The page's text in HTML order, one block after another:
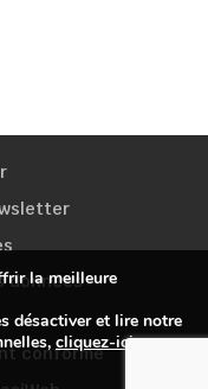
données
conforme
la meilleure
désactiver et lire notre
cliquez-ici.
bannière des cookies